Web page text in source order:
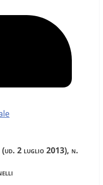
(ud. 2 luglio 2013), n.